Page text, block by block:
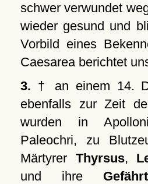
schwer verwundet
wieder gesund und
Vorbild eines
Caesarea berichtet
3. † an einem 14.
ebenfalls zur Zeit
wurden in
Paleochri, zu
Märtyrer Thyrsus,
und ihre